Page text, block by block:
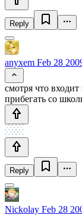
Reply
anyxem Feb 28
смотря что
прибегать со
Reply
Nickolay Feb 28